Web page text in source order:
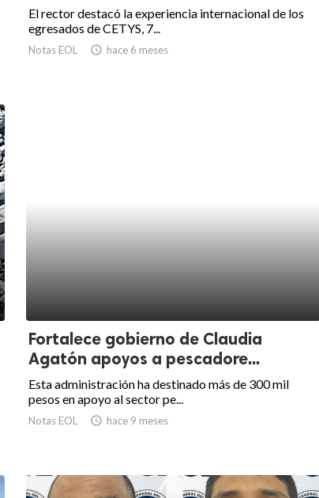
El rector destacó la experiencia internacional de los
egresados de CETYS, 7...
Notas EOL  hace 6 meses
Fortalece gobierno de Claudia
Agatón apoyos a pescadore...
Esta administración ha destinado más de 300 mil
pesos en apoyo al sector pe...
Notas EOL  hace 9 meses